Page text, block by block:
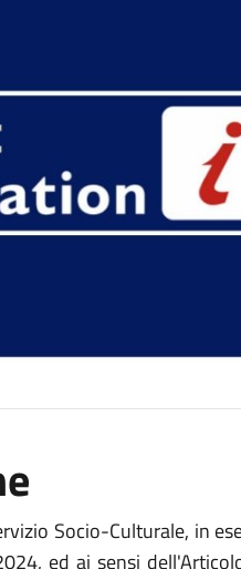
Socio-Culturale, in
ed ai sensi